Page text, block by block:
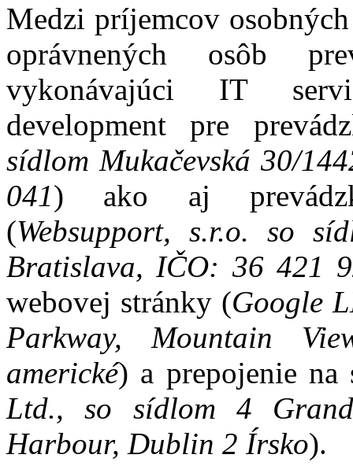
Medzi príjemcov
oprávnených osôb
vykonávajúci IT
development pre
sídlom Mukačevská 30/
041) ako aj
(Websupport, s.r.o. so
Bratislava, IČO: 36 421
webovej stránky (Google
Parkway, Mountain
americké) a prepojenie na
Ltd., so sídlom 4
Harbour, Dublin 2 Írsko).